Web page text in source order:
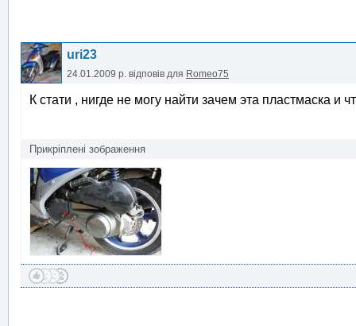
uri23
24.01.2009 р. відповів для Romeo75
К стати , нигде не могу найти зачем эта пластмаска и
Прикріплені зображення